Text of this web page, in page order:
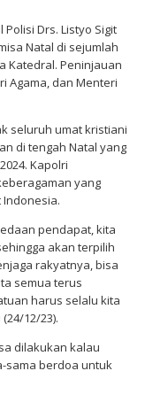
Polisi Drs. Listyo Sigit
Natal di sejumlah
Katedral. Peninjauan
Agama, dan Menteri
seluruh umat kristiani
di tengah Natal yang
Kapolri
yang
pendapat, kita
akan terpilih
rakyatnya, bisa
semua terus
harus selalu kita
12/23).
dilakukan kalau
sama berdoa untuk